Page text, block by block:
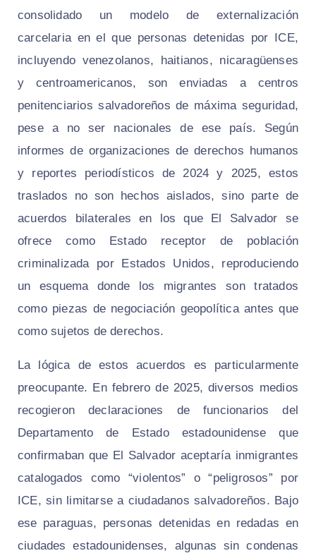
consolidado un modelo de externalización
carcelaria en el que personas detenidas por ICE,
incluyendo venezolanos, haitianos, nicaragüenses
y centroamericanos, son enviadas a centros
penitenciarios salvadoreños de máxima seguridad,
pese a no ser nacionales de ese país. Según
informes de organizaciones de derechos humanos
y reportes periodísticos de 2024 y 2025, estos
traslados no son hechos aislados, sino parte de
acuerdos bilaterales en los que El Salvador se
ofrece como Estado receptor de población
criminalizada por Estados Unidos, reproduciendo
un esquema donde los migrantes son tratados
como piezas de negociación geopolítica antes que
como sujetos de derechos.
La lógica de estos acuerdos es particularmente
preocupante. En febrero de 2025, diversos medios
recogieron declaraciones de funcionarios del
Departamento de Estado estadounidense que
confirmaban que El Salvador aceptaría inmigrantes
catalogados como “violentos” o “peligrosos” por
ICE, sin limitarse a ciudadanos salvadoreños. Bajo
ese paraguas, personas detenidas en redadas en
ciudades estadounidenses, algunas sin condenas